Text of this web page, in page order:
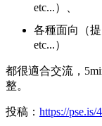
etc...）、
各種面向（
etc...）
都很適合交流，
整。
投稿： https://pse.is/